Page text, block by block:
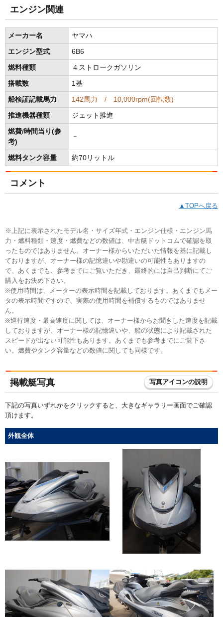
エンジン関連
メーカー名 ヤマハ
エンジン型式 6B6
燃料種類 ４ストロークガソリン
搭載数 1基
船検証記載馬力 142馬力 / 10,000rpm(回転数)
推進機器種類 ジェット推進
燃費/時間当り(参
考)
－
燃料タンク容量 約70リットル
コメント
▲TOPへ戻る
※上記に表示されたモデル名・サイズ年式・エンジン仕様・エンジン馬
力・燃料種類・速度・燃費などの数値は、中古艇ドットコムで確認を取
ったものではありません。オーナー様からいただいた情報を基に記載し
ておりますが、オーナー様の記憶違いや勘違いの可能性もありますの
で、あくまでも、参考までにご覧いただき、最終的には自己判断にてご
購入をお決め下さい。
※使用時間は、メーターの表示時間を記載しております。あくまでもメー
タの表示時間ですので、実際の使用時間を補償するものではありませ
ん。
※巡行速度・最高速度に関しては、オーナー様からお聞きした速度を記載
しておりますが、オーナー様の記憶違いや、船の状態により記載された
スピードが出ない可能性もあります。あくまでも参考までにご覧下さ
い。燃費やタンク容量などの数値に関しても同様です。
掲載艇写真 写真アイコンの説明
下記の写真いずれかをクリックすると、大きなギャラリー画面でご確認
頂けます。
外観全体